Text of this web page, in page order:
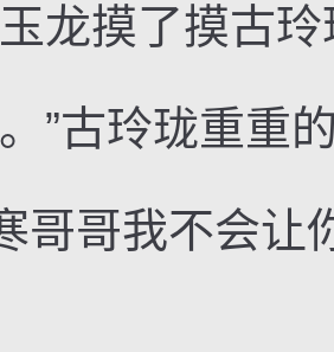
龙摸了摸古
古玲珑重重的
哥我不会让